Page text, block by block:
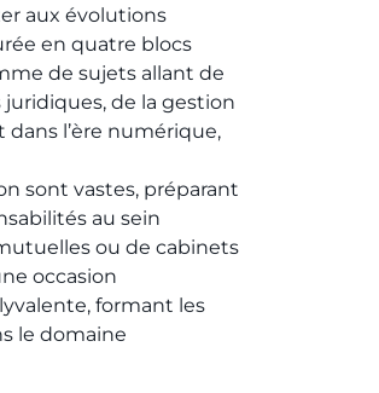
aux évolutions
en quatre blocs
de sujets allant de
de la gestion
l’ère numérique,
sont vastes, préparant
au sein
ou de cabinets
occasion
formant les
le domaine